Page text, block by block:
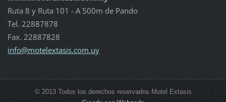
Ruta 8 y Ruta 101 - A 500m de Pando
Tel. 22887878
Fax. 22887828
info@motelextasis.com.uy
© 2013 Todos los derechos reservados Motel Extasis